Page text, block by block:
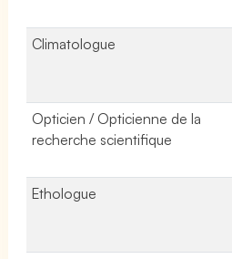
Climatologue
Opticien / Opticienne de la
recherche scientifique
Ethologue